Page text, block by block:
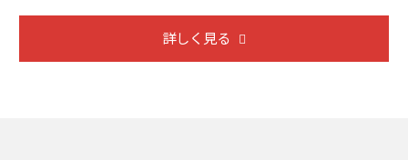
詳しく見る